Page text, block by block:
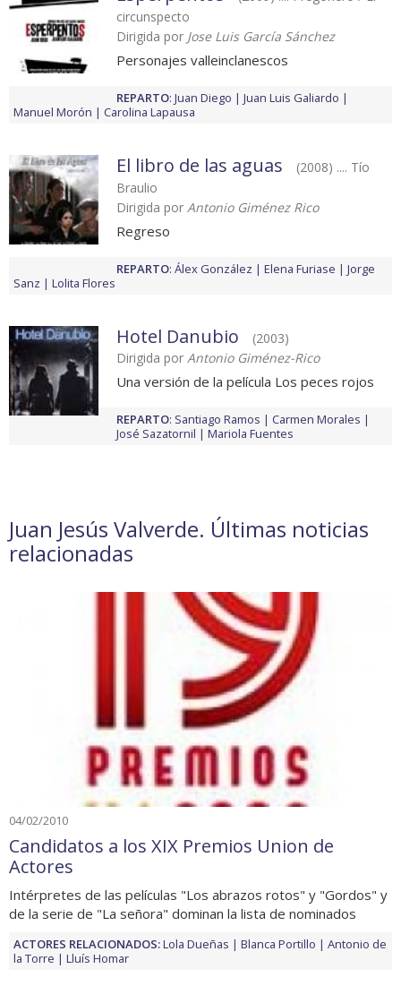
circunspecto
Dirigida por Jose Luis García Sánchez
Personajes valleinclanescos
REPARTO: Juan Diego
Juan Luis Galiardo
Manuel Morón
Carolina Lapausa
El libro de las aguas
(2008) .... Tío
Braulio
Dirigida por Antonio Giménez Rico
Regreso
REPARTO: Álex González Elena Furiase
Jorge
Sanz
Lolita Flores
Hotel Danubio
(2003)
Dirigida por Antonio Giménez-Rico
Una versión de la película Los peces rojos
REPARTO: Santiago Ramos
Carmen Morales
José Sazatornil
Mariola Fuentes
Juan Jesús Valverde. Últimas noticias
relacionadas
04/02/2010
Candidatos a los XIX Premios Union de
Actores
Intérpretes de las películas "Los abrazos rotos" y "Gordos" y
de la serie de "La señora" dominan la lista de nominados
ACTORES RELACIONADOS:Lola Dueñas Blanca Portillo
Antonio de
la Torre
Lluís Homar